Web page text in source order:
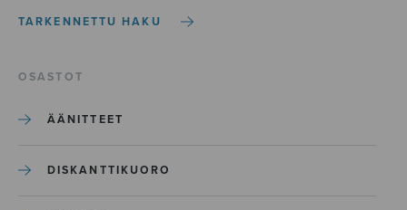
TARKENNETTU HAKU
OSASTOT
ÄÄNITTEET
DISKANTTIKUORO